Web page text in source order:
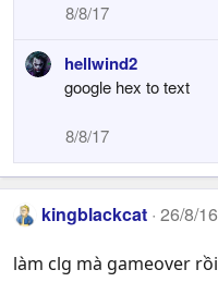
s
:
8/8/17
hellwind2
google hex to text
8/8/17
kingblackcat 26/8/16
làm clg mà gameover rồi